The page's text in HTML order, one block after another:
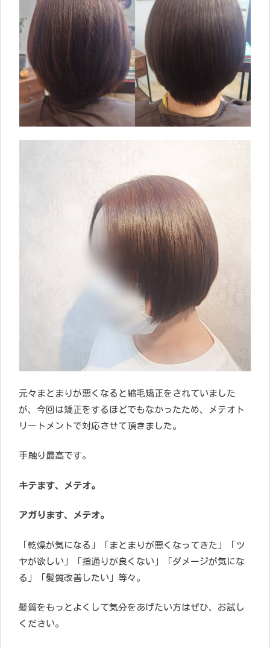
元々まとまりが悪くなると縮毛矯正をされていました
が、今回は矯正をするほどでもなかったため、メテオト
リートメントで対応させて頂きました。
手触り最高です。
キテます、メテオ。
アガります、メテオ。
「乾燥が気になる」「まとまりが悪くなってきた」「ツ
ヤが欲しい」「指通りが良くない」「ダメージが気にな
る」「髪質改善したい」等々。
髪質をもっとよくして気分をあげたい方はぜひ、お試し
ください。